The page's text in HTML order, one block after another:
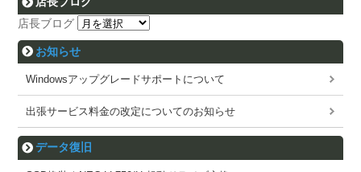
店長ブログ
お知らせ
Windowsアップグレードサポートについて
出張サービス料金の改定についてのお知らせ
データ復旧